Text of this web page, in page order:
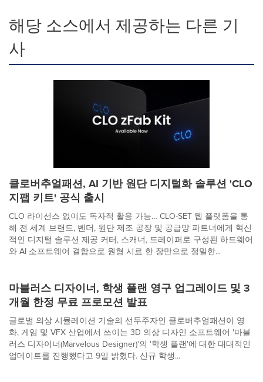
해당 소스에서 제공하는 다른 기
사
클로버추얼패션, AI 기반 원단 디지털화 솔루션 'CLO
지팹 키트' 공식 출시
CLO 라이선스 없이도 독자적 활용 가능… CLO-SET 웹 플랫폼을 통
해 전 세계 브랜드, 벤더, 원단 제조 공장 및 공급망 파트너에게 혁신
적인 디지털 솔루션 제공 커터, 스캐너, 드레이퍼로 구성된 하드웨어
와 AI 소프트웨어 결합으로 원형 시료 한 장만으로 정밀한...
마블러스 디자이너, 학생 플랜 영구 업그레이드 및 3
개월 한정 무료 프로모션 발표
글로벌 의상 시뮬레이션 기술의 선두주자인 클로버추얼패션이 영
화, 게임 및 VFX 산업에서 쓰이는 3D 의상 디자인 소프트웨어 '마블
러스 디자이너(Marvelous Designer)'의 '학생 플랜'에 대한 대대적인
업데이트를 진행했다고 9일 밝혔다. 신규 학생...